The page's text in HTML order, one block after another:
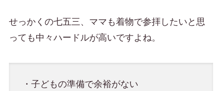
せっかくの七五三、ママも着物で参拝したいと思
っても中々ハードルが高いですよね。
・子どもの準備で余裕がない